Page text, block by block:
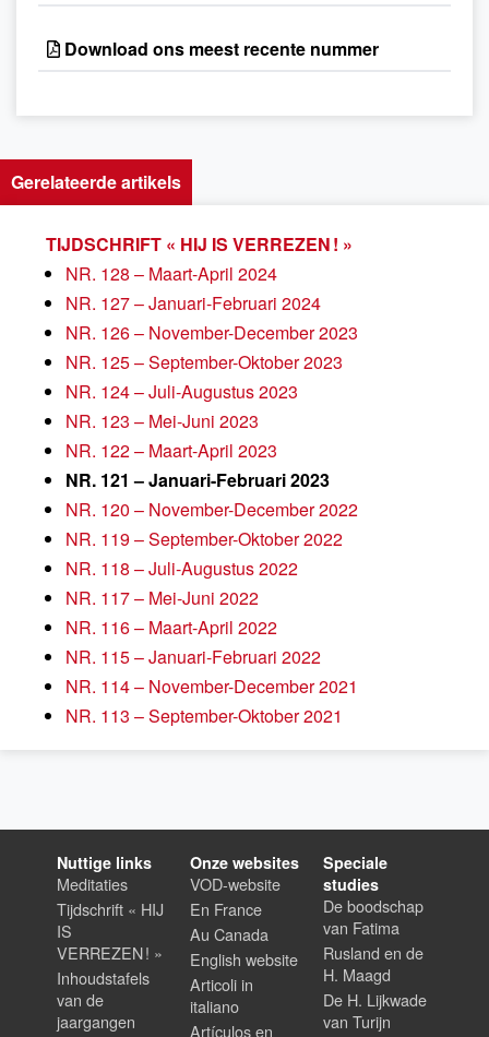
Download ons meest recente nummer
Gerelateerde artikels
TIJDSCHRIFT « HIJ IS VERREZEN ! »
NR. 128 – Maart-April 2024
NR. 127 – Januari-Februari 2024
NR. 126 – November-December 2023
NR. 125 – September-Oktober 2023
NR. 124 – Juli-Augustus 2023
NR. 123 – Mei-Juni 2023
NR. 122 – Maart-April 2023
NR. 121 – Januari-Februari 2023
NR. 120 – November-December 2022
NR. 119 – September-Oktober 2022
NR. 118 – Juli-Augustus 2022
NR. 117 – Mei-Juni 2022
NR. 116 – Maart-April 2022
NR. 115 – Januari-Februari 2022
NR. 114 – November-December 2021
NR. 113 – September-Oktober 2021
Nuttige links
Meditaties
Tijdschrift « HIJ
IS
VERREZEN ! »
Inhoudstafels
van de
jaargangen
Onze websites
VOD-website
En France
Au Canada
English website
Articoli in
italiano
Artículos en
Speciale
studies
De boodschap
van Fatima
Rusland en de
H. Maagd
De H. Lijkwade
van Turijn